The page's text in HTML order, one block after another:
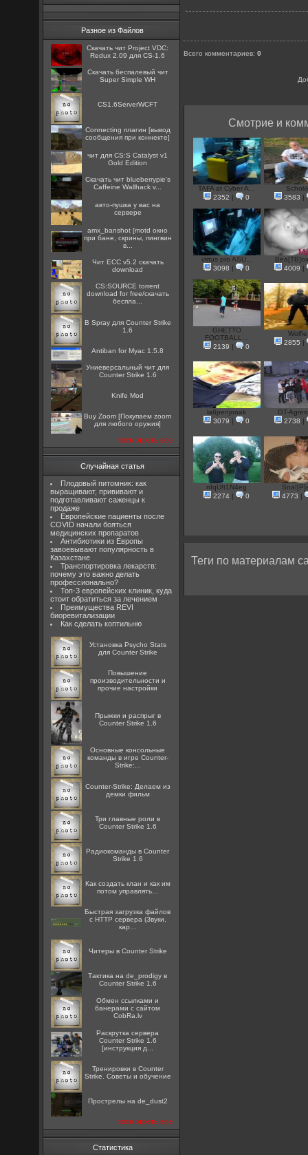
Разное из Файлов
Скачать чит Project VDC:
Redux 2.09 для CS-1.6
Скачать беспалевый чит
Super Simple WH
CS1.6ServerWCFT
Connecting плагин [вывод
сообщения при коннекте]
чит для CS:S Catalyst v1
Gold Edition
Скачать чит blueberrypie's
Caffeine Wallhack v...
авто-пушка у вас на
сервере
amx_banshot [motd окно
при бане, скрины, пингвин
в...
Чит ECC v5.2 скачать
download
CS:SOURCE torrent
download for free/скачать
беспла...
B Spray для Counter Strike
1.6
Antiban for Myac 1.5.8
Униеверсальный чит для
Counter Strike 1.6
Knife Mod
Buy Zoom [Покупаем zoom
для любого оружия]
посмотреть все
Случайная статья
Плодовый питомник: как
выращивают, прививают и
подготавливают саженцы к
продаже
Европейские пациенты после
COVID начали бояться
медицинских препаратов
Антибиотики из Европы
завоевывают популярность в
Казахстане
Транспортировка лекарств:
почему это важно делать
профессионально?
Топ-3 европейских клиник, куда
стоит обратиться за лечением
Преимущества REVI
биоревитализации
Как сделать коптильню
Установка Psycho Stats
для Counter Strike
Повышение
производительности и
прочие настройки
Прыжки и распрыг в
Counter Strike 1.6
Основные консольные
команды в игре Counter-
Strike:...
Counter-Strike: Делаем из
демки фильм
Три главные роли в
Counter Strike 1.6
Радиокоманды в Counter
Strike 1.6
Как создать клан и как им
потом управлять...
Быстрая загрузка файлов
с HTTP сервера (Звуки,
кар...
Читеры в Counter Strike
Тактика на de_prodigy в
Counter Strike 1.6
Oбмен ссылками и
банерами с сайтом
CobRa.lv
Раскрутка сервера
Counter Strike 1.6
[инструкция д...
Тренировки в Counter
Strike. Советы и обучение
Прострелы на de_dust2
посмотреть все
Статистика
Всего комментариев:0
Смотрие и
TAFA at Cyber A...
2352
| 0
3583
|
virtus pro ASU...
3098
| 0
4009
|
GHETTO
FOOTBALL...
2139
| 0
Wolfie
2855
|
la6penjonak
3079
| 0
GT-
2738
|
nIqU!t1N4eg
2274 | 0
4773
|
Теги по материалам